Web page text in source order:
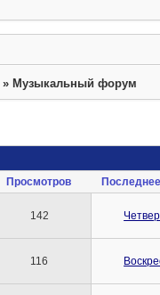
»Музыкальный форум
Просмотров
142
116